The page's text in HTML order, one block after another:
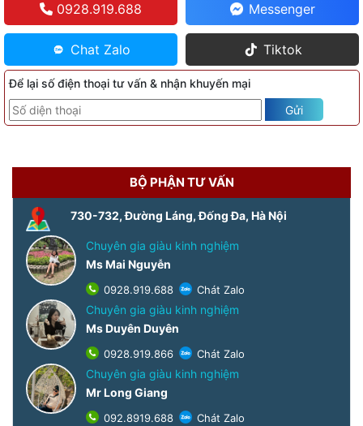
0928.919.688 Messenger
Chat Zalo Tiktok
Để lại số điện thoại tư vấn & nhận khuyến mại
Gửi
BỘ PHẬN TƯ VẤN
730-732, Đường Láng, Đống Đa, Hà Nội
Chuyên gia giàu kinh nghiệm
Ms Mai Nguyễn
0928.919.688 Chát Zalo
Chuyên gia giàu kinh nghiệm
Ms Duyên Duyên
0928.919.866 Chát Zalo
Chuyên gia giàu kinh nghiệm
Mr Long Giang
092.8919.688 Chát Zalo